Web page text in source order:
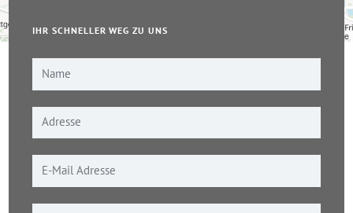
© OpenStreetMap-Mitwirkende
IHR SCHNELLER WEG ZU UNS